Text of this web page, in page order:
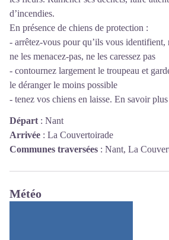
d’incendies.
En présence de chiens de protection :
- arrêtez-vous pour qu’ils vous identifient,
ne les menacez-pas, ne les caressez pas
- contournez largement le troupeau et
le déranger le moins possible
- tenez vos chiens en laisse. En savoir plus
Départ : Nant
Arrivée : La Couvertoirade
Communes traversées : Nant, La
Météo